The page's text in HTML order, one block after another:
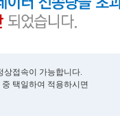
상접속이 가능합니다.
택일하여 적용하시면